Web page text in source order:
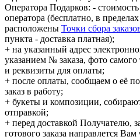
Оператора Подарков: -
оператора (бесплатно, в
расположены Точки сбора
пункта - доставка платная);
+ на указанный адрес
указанием № заказа, фото самого
и реквизиты для оплаты;
+ после оплаты, сообщаем о её
заказ в работу;
+ букеты и композиции,
отправкой;
+ перед доставкой Получателю,
готового заказа направлется